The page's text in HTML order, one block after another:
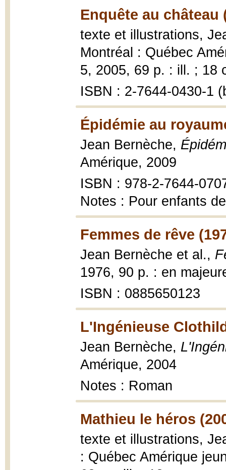
Enquête au château
texte et illustrations,
Montréal : Québec
5, 2005, 69 p. : ill. ; 18
ISBN : 2-7644-0430-1
Épidémie au
Jean Bernèche,
Amérique, 2009
ISBN : 978-2-7644-
Notes : Pour enfants
Femmes de rêve
Jean Bernèche et al.,
1976, 90 p. : en
ISBN : 0885650123
L'Ingénieuse
Jean Bernèche,
Amérique, 2004
Notes : Roman
Mathieu le héros
texte et illustrations,
: Québec Amérique